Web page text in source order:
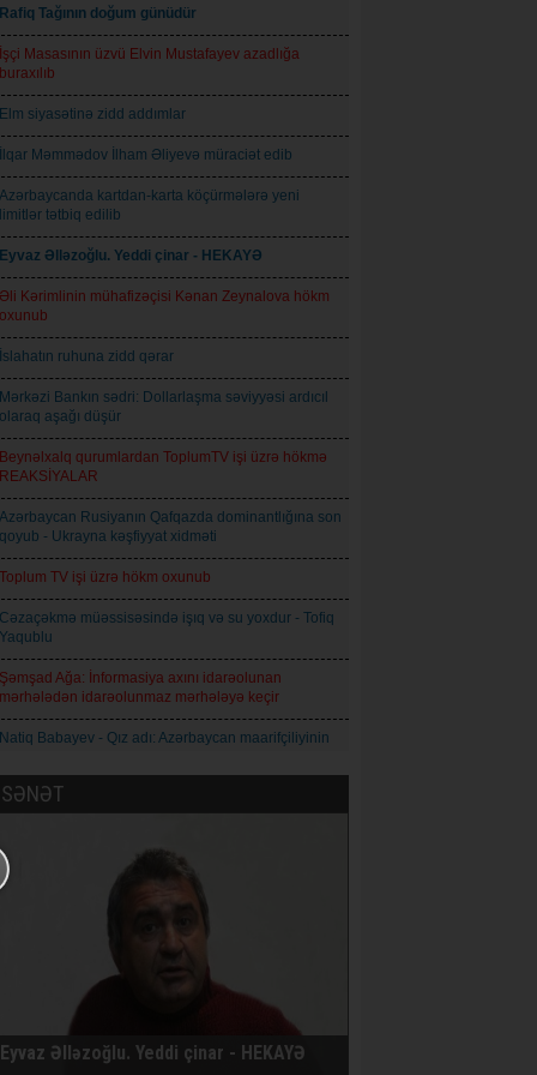
Rafiq Tağının doğum günüdür
İşçi Masasının üzvü Elvin Mustafayev azadlığa
buraxılıb
Elm siyasətinə zidd addımlar
İlqar Məmmədov İlham Əliyevə müraciət edib
Azərbaycanda kartdan-karta köçürmələrə yeni
limitlər tətbiq edilib
Eyvaz Əlləzoğlu. Yeddi çinar - HEKAYƏ
Əli Kərimlinin mühafizəçisi Kənan Zeynalova hökm
oxunub
İslahatın ruhuna zidd qərar
Mərkəzi Bankın sədri: Dollarlaşma səviyyəsi ardıcıl
olaraq aşağı düşür
Beynəlxalq qurumlardan ToplumTV işi üzrə hökmə
REAKSİYALAR
Azərbaycan Rusiyanın Qafqazda dominantlığına son
qoyub - Ukrayna kəşfiyyat xidməti
Toplum TV işi üzrə hökm oxunub
Cəzaçəkmə müəssisəsində işıq və su yoxdur - Tofiq
Yaqublu
Şəmşad Ağa: İnformasiya axını idarəolunan
mərhələdən idarəolunmaz mərhələyə keçir
Natiq Babayev - Qız adı: Azərbaycan maarifçiliyinin
Qoderzi Çoxeli. İntizar - Hekayə
qəbul edib
Prokuror Anar Məmmədliyə 14, Anar Abdullaya isə
AXCP daha bir üzvünün saxlandığını bildirir
İqor Skibyuk Ukrayna baş qərargah rəisi təyin
Nikaraqua prezidenti Daniel Orteqa: Ölkədə daha
SƏNƏT
Eyvaz Əlləzoğlu. Yeddi çinar - HEKAYƏ